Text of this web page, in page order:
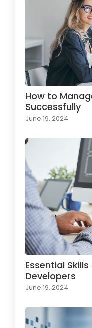
How to
Successfully
June 19, 2024
Essential
Developers
June 19, 2024